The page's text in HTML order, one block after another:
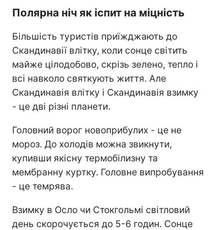
Полярна ніч як іспит на міцність
Більшість туристів приїжджають до
Скандинавії влітку, коли сонце світить
майже цілодобово, скрізь зелено, тепло і
всі навколо святкують життя. Але
Скандинавія влітку і Скандинавія взимку
- це дві різні планети.
Головний ворог новоприбулих - це не
мороз. До холодів можна звикнути,
купивши якісну термобілизну та
мембранну куртку. Головне випробування
- це темрява.
Взимку в Осло чи Стокгольмі світловий
день скорочується до 5-6 годин. Сонце